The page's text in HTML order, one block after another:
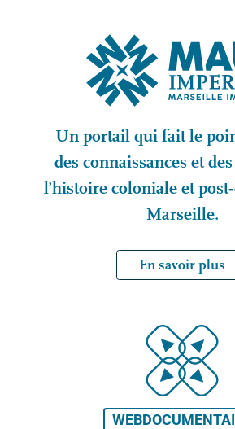
Un portail qui fait le
des connaissances et
l’histoire coloniale et
Marseille.
En savoir plus